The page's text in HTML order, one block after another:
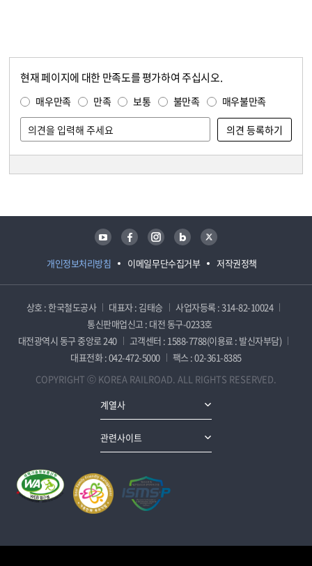
현재 페이지에 대한 만족도를 평가하여 주십시오.
매우만족 만족 보통 불만족 매우불만족
개인정보처리방침 이메일무단수집거부 저작권정책
유튜브 페이스북 인스타그램 블로그 트위터
상호 : 한국철도공사 대표자 : 김태승
사업자등록 : 314-82-10024
통신판매업신고 : 대전 동구-0233호
대전광역시 동구 중앙로 240
고객센터 : 1588-7788(이용료 : 발신자부담)
대표전화 : 042-472-5000
팩스 : 02-361-8385
COPYRIGHT ⓒ KOREA RAILROAD. ALL RIGHTS RESERVED.
계열사
관련사이트